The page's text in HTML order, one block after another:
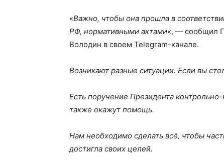
«Важно, чтобы она прошла в
РФ, нормативными актами«, — сообщил
Володин в своем Telegram-канале.
Возникают разные ситуации. Если вы
Есть поручение Президента
также окажут помощь.
Нам необходимо сделать всё, чтобы
достигла своих целей.